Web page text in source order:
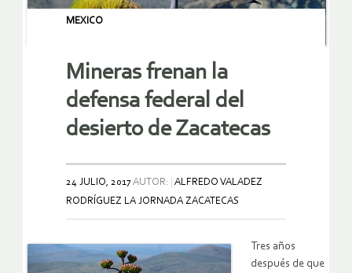
MEXICO
Mineras frenan la
defensa federal del
desierto de Zacatecas
24 JULIO, 2017AUTOR:
ALFREDO VALADEZ
RODRÍGUEZ LA JORNADA ZACATECAS
Tres años
después de que